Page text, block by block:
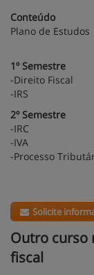
Conteúdo
Plano de Estudos
1º Semestre
-Direito Fiscal
-IRS
2º Semestre
-IRC
-IVA
-Processo
Solicite
Outro curso
fiscal